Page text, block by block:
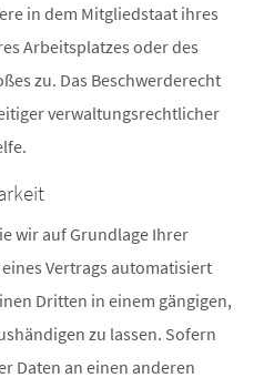
in dem Mitgliedstaat ihres
Arbeitsplatzes oder des
zu. Das Beschwerderecht
verwaltungsrechtlicher
wir auf Grundlage Ihrer
Vertrags automatisiert
Dritten in einem gängigen,
zu lassen. Sofern
Daten an einen anderen